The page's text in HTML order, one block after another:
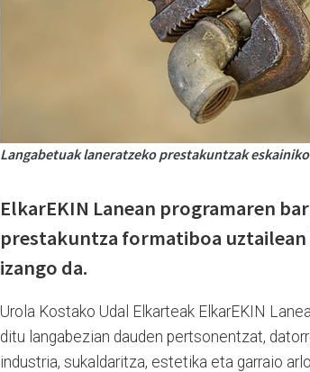
Langabetuak laneratzeko prestakuntzak
ElkarEKIN Lanean programaren
prestakuntza formatiboa uztailean
izango da.
Urola Kostako Udal Elkarteak ElkarEKIN
ditu langabezian dauden pertsonentzat,
industria, sukaldaritza, estetika eta garraio